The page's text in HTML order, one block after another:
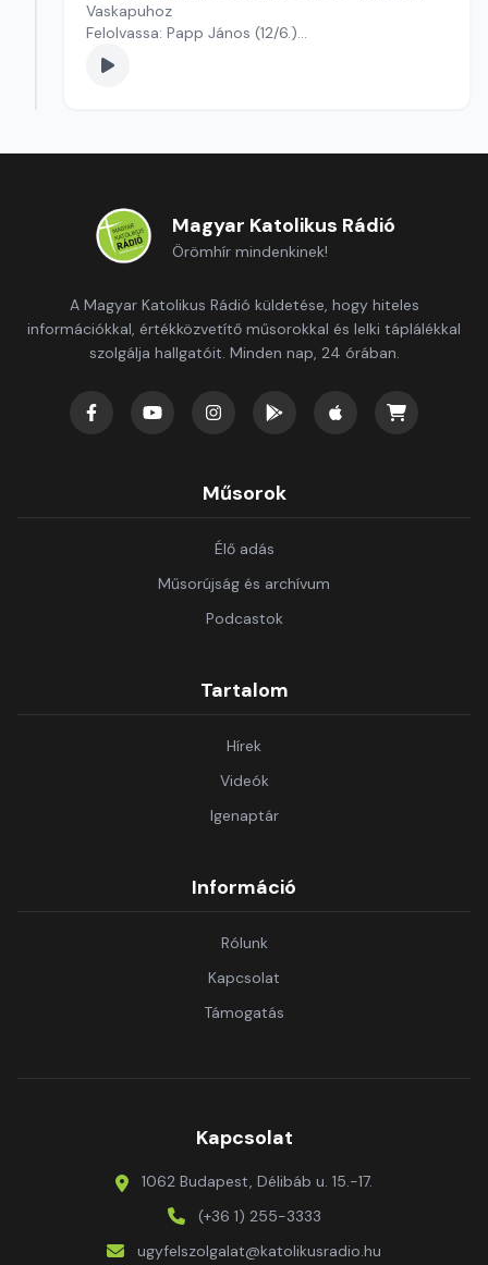
Vaskapuhoz
Felolvassa: Papp János (12/6.)
Szerkesztő: Varga Andrea
Magyar Katolikus Rádió
Örömhír mindenkinek!
A Magyar Katolikus Rádió küldetése, hogy hiteles
információkkal, értékközvetítő műsorokkal és lelki táplálékkal
szolgálja hallgatóit. Minden nap, 24 órában.
Műsorok
Élő adás
Műsorújság és archívum
Podcastok
Tartalom
Hírek
Videók
Igenaptár
Információ
Rólunk
Kapcsolat
Támogatás
Kapcsolat
1062 Budapest, Délibáb u. 15.-17.
(+36 1) 255-3333
ugyfelszolgalat@katolikusradio.hu